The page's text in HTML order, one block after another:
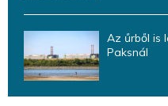
Az űrből is
Paksnál